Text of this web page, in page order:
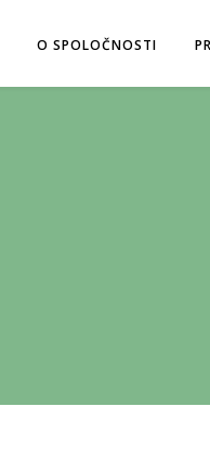
O SPOLOČNOSTI